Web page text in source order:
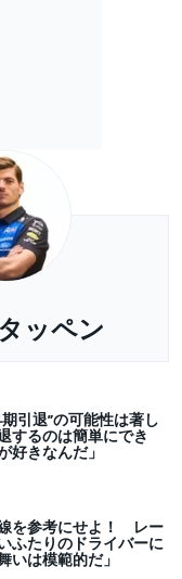
ッペン
引退”の可能性は著し
するのは簡単にでき
好きなんだ」
を参考にせよ！ レー
ふたりのドライバーに
いは模範的だ」